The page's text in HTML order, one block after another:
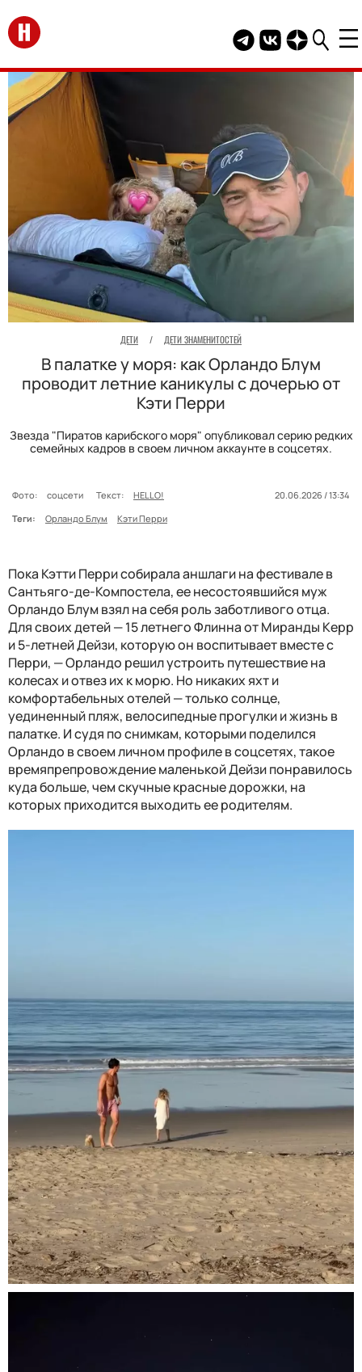
Перейти на главную
Telegram канал
Группа HELLO
Канал
ДЕТИ / ДЕТИ ЗНАМЕНИТОСТЕЙ
В палатке у моря: как Орландо Блум
проводит летние каникулы с дочерью от
Кэти Перри
Звезда "Пиратов карибского моря" опубликовал серию редких
семейных кадров в своем личном аккаунте в соцсетях.
Фото: соцсети Текст: HELLO!
20.06.2026 / 13:34
Теги:
Орландо Блум Кэти Перри
Пока Кэтти Перри собирала аншлаги на фестивале в
Сантьяго-де-Компостела, ее несостоявшийся муж
Орландо Блум взял на себя роль заботливого отца.
Для своих детей — 15 летнего Флинна от Миранды Керр
и 5-летней Дейзи, которую он воспитывает вместе с
Перри, — Орландо решил устроить путешествие на
колесах и отвез их к морю. Но никаких яхт и
комфортабельных отелей — только солнце,
уединенный пляж, велосипедные прогулки и жизнь в
палатке. И судя по снимкам, которыми поделился
Орландо в своем личном профиле в соцсетях, такое
времяпрепровождение маленькой Дейзи понравилось
куда больше, чем скучные красные дорожки, на
которых приходится выходить ее родителям.